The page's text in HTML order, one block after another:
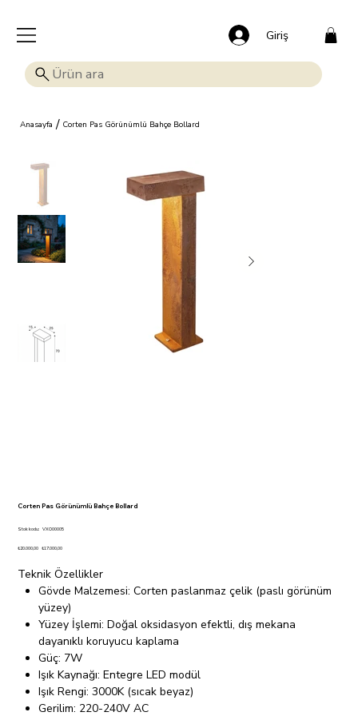
Giriş
Anasayfa / Corten Pas Görünümlü Bahçe Bollard
Corten Pas Görünümlü Bahçe Bollard
Stok kodu: Stok
VXO00005
VXO00005
Orijinal
₺20.000,00 İndirimli
₺17.000,00
Teknik Özellikler
Gövde Malzemesi: Corten paslanmaz çelik (paslı görünüm
yüzey)
Yüzey İşlemi: Doğal oksidasyon efektli, dış mekana
dayanıklı koruyucu kaplama
Güç: 7W
Işık Kaynağı: Entegre LED modül
Işık Rengi: 3000K (sıcak beyaz)
Gerilim: 220-240V AC